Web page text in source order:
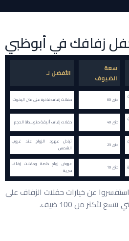
زفافك في أبوظبي
سعة
الضيوف
الأفضل لـ
حتى 60 حفلات زفاف فاخرة على متن اليخوت
حتى 40 حفلات زفاف أنيقة متوسطة الحجم
حتى 25
تبادل عهود الزواج عند غروب
الشمس
حتى 10
عروض زواج خاصة وحفلات زفاف
سرية
عن خيارات حفلات الزفاف على
لأكثر من 100 ضيف.